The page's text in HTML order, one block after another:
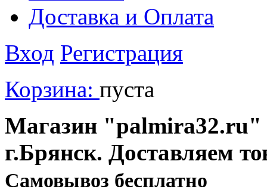
Доставка и Оплата
Вход Регистрация
Корзина: пуста
Магазин "palmira32.ru"
г.Брянск. Доставляем
Cамовывоз бесплатно